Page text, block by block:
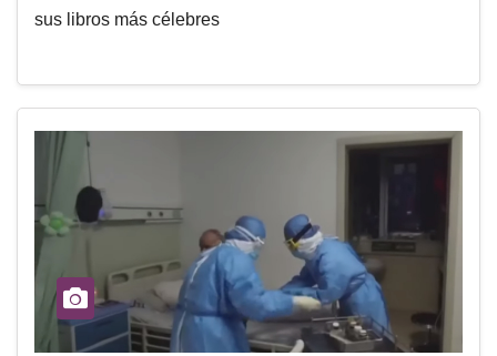
sus libros más célebres